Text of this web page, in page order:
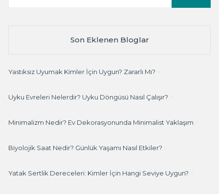
Son Eklenen Bloglar
Yastıksız Uyumak Kimler İçin Uygun? Zararlı Mı?
Uyku Evreleri Nelerdir? Uyku Döngüsü Nasıl Çalışır?
Minimalizm Nedir? Ev Dekorasyonunda Minimalist Yaklaşım
Biyolojik Saat Nedir? Günlük Yaşamı Nasıl Etkiler?
Yatak Sertlik Dereceleri: Kimler İçin Hangi Seviye Uygun?